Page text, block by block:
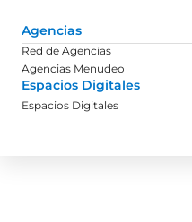
Agencias
Red de Agencias
Agencias Menudeo
Espacios Digitales
Espacios Digitales